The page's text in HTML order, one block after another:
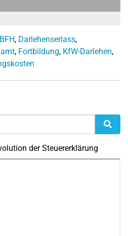
BFH, Darlehenserlass,
, Fortbildung, KfW-Darlehen,
der Steuererklärung